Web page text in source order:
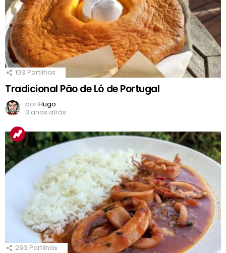
103 Partilhas
Tradicional Pão de Ló de Portugal
porHugo
3 anos atrás
293 Partilhas